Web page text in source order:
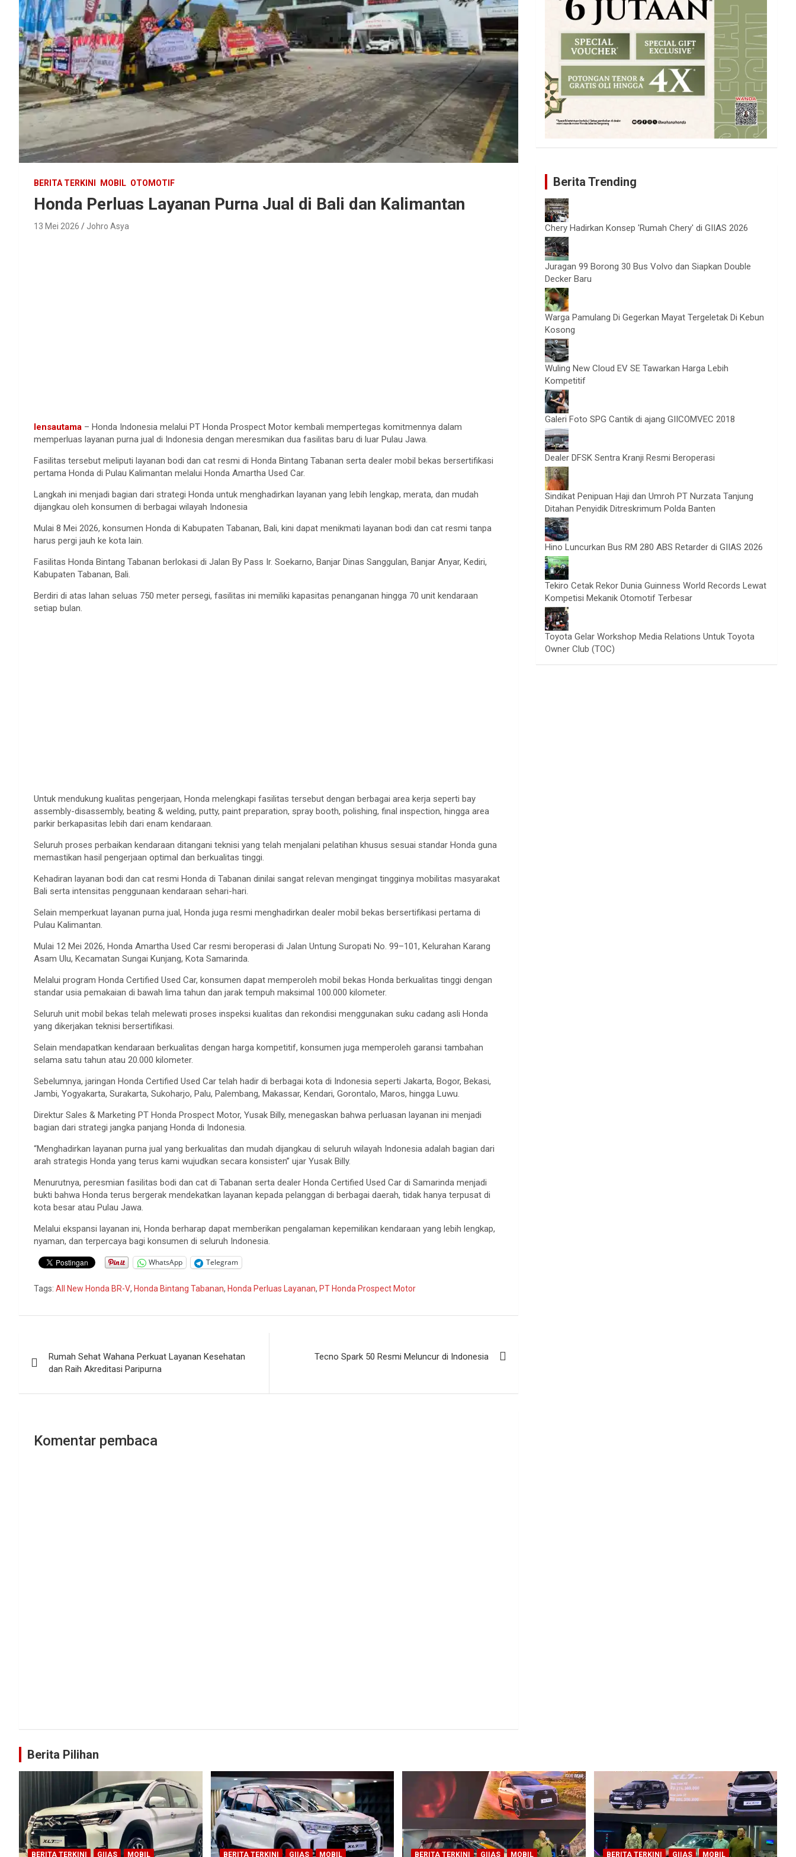
BERITA TERKINI MOBIL OTOMOTIF
Honda Perluas Layanan Purna Jual di Bali dan Kalimantan
13 Mei 2026 Johro Asya
lensautama – Honda Indonesia melalui PT Honda Prospect Motor kembali mempertegas komitmennya dalam
memperluas layanan purna jual di Indonesia dengan meresmikan dua fasilitas baru di luar Pulau Jawa.
Fasilitas tersebut meliputi layanan bodi dan cat resmi di Honda Bintang Tabanan serta dealer mobil bekas bersertifikasi
pertama Honda di Pulau Kalimantan melalui Honda Amartha Used Car.
Langkah ini menjadi bagian dari strategi Honda untuk menghadirkan layanan yang lebih lengkap, merata, dan mudah
dijangkau oleh konsumen di berbagai wilayah Indonesia
Mulai 8 Mei 2026, konsumen Honda di Kabupaten Tabanan, Bali, kini dapat menikmati layanan bodi dan cat resmi tanpa
harus pergi jauh ke kota lain.
Fasilitas Honda Bintang Tabanan berlokasi di Jalan By Pass Ir. Soekarno, Banjar Dinas Sanggulan, Banjar Anyar, Kediri,
Kabupaten Tabanan, Bali.
Berdiri di atas lahan seluas 750 meter persegi, fasilitas ini memiliki kapasitas penanganan hingga 70 unit kendaraan
setiap bulan.
Untuk mendukung kualitas pengerjaan, Honda melengkapi fasilitas tersebut dengan berbagai area kerja seperti bay
assembly-disassembly, beating & welding, putty, paint preparation, spray booth, polishing, final inspection, hingga area
parkir berkapasitas lebih dari enam kendaraan.
Seluruh proses perbaikan kendaraan ditangani teknisi yang telah menjalani pelatihan khusus sesuai standar Honda guna
memastikan hasil pengerjaan optimal dan berkualitas tinggi.
Kehadiran layanan bodi dan cat resmi Honda di Tabanan dinilai sangat relevan mengingat tingginya mobilitas masyarakat
Bali serta intensitas penggunaan kendaraan sehari-hari.
Selain memperkuat layanan purna jual, Honda juga resmi menghadirkan dealer mobil bekas bersertifikasi pertama di
Pulau Kalimantan.
Mulai 12 Mei 2026, Honda Amartha Used Car resmi beroperasi di Jalan Untung Suropati No. 99–101, Kelurahan Karang
Asam Ulu, Kecamatan Sungai Kunjang, Kota Samarinda.
Melalui program Honda Certified Used Car, konsumen dapat memperoleh mobil bekas Honda berkualitas tinggi dengan
standar usia pemakaian di bawah lima tahun dan jarak tempuh maksimal 100.000 kilometer.
Seluruh unit mobil bekas telah melewati proses inspeksi kualitas dan rekondisi menggunakan suku cadang asli Honda
yang dikerjakan teknisi bersertifikasi.
Selain mendapatkan kendaraan berkualitas dengan harga kompetitif, konsumen juga memperoleh garansi tambahan
selama satu tahun atau 20.000 kilometer.
Sebelumnya, jaringan Honda Certified Used Car telah hadir di berbagai kota di Indonesia seperti Jakarta, Bogor, Bekasi,
Jambi, Yogyakarta, Surakarta, Sukoharjo, Palu, Palembang, Makassar, Kendari, Gorontalo, Maros, hingga Luwu.
Direktur Sales & Marketing PT Honda Prospect Motor, Yusak Billy, menegaskan bahwa perluasan layanan ini menjadi
bagian dari strategi jangka panjang Honda di Indonesia.
“Menghadirkan layanan purna jual yang berkualitas dan mudah dijangkau di seluruh wilayah Indonesia adalah bagian dari
arah strategis Honda yang terus kami wujudkan secara konsisten” ujar Yusak Billy.
Menurutnya, peresmian fasilitas bodi dan cat di Tabanan serta dealer Honda Certified Used Car di Samarinda menjadi
bukti bahwa Honda terus bergerak mendekatkan layanan kepada pelanggan di berbagai daerah, tidak hanya terpusat di
kota besar atau Pulau Jawa.
Melalui ekspansi layanan ini, Honda berharap dapat memberikan pengalaman kepemilikan kendaraan yang lebih lengkap,
nyaman, dan terpercaya bagi konsumen di seluruh Indonesia.
WhatsApp Telegram
Tags: All New Honda BR-V, Honda Bintang Tabanan, Honda Perluas Layanan, PT Honda Prospect Motor
pos
Rumah Sehat Wahana Perkuat Layanan Kesehatan
dan Raih Akreditasi Paripurna
Tecno Spark 50 Resmi Meluncur di Indonesia
Komentar pembaca
Berita Trending
Chery Hadirkan Konsep 'Rumah Chery' di GIIAS 2026
Juragan 99 Borong 30 Bus Volvo dan Siapkan Double
Decker Baru
Warga Pamulang Di Gegerkan Mayat Tergeletak Di Kebun
Kosong
Wuling New Cloud EV SE Tawarkan Harga Lebih
Kompetitif
Galeri Foto SPG Cantik di ajang GIICOMVEC 2018
Dealer DFSK Sentra Kranji Resmi Beroperasi
Sindikat Penipuan Haji dan Umroh PT Nurzata Tanjung
Ditahan Penyidik Ditreskrimum Polda Banten
Hino Luncurkan Bus RM 280 ABS Retarder di GIIAS 2026
Tekiro Cetak Rekor Dunia Guinness World Records Lewat
Kompetisi Mekanik Otomotif Terbesar
Toyota Gelar Workshop Media Relations Untuk Toyota
Owner Club (TOC)
Berita Pilihan
BERITA TERKINI GIIAS MOBIL BERITA TERKINI GIIAS MOBIL BERITA TERKINI GIIAS MOBIL BERITA TERKINI GIIAS MOBIL